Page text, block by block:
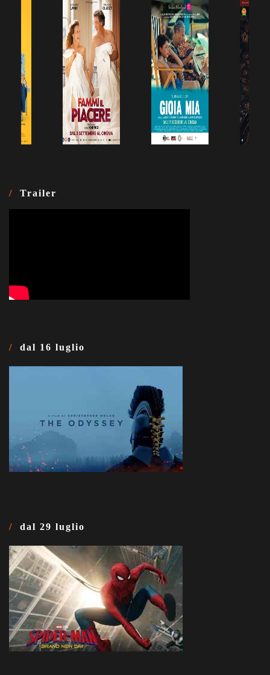
Trailer
dal 16 luglio
dal 29 luglio